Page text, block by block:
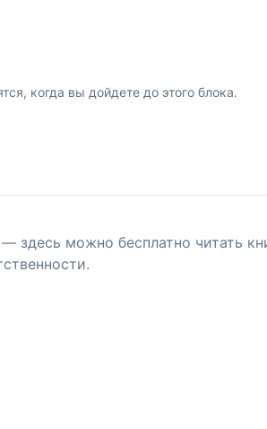
когда вы дойдете до этого блока.
здесь можно бесплатно читать